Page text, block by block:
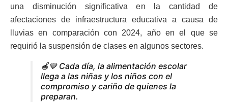
una disminución significativa en la cantidad de
afectaciones de infraestructura educativa a causa de
lluvias en comparación con 2024, año en el que se
requirió la suspensión de clases en algunos sectores.
🍎💙 Cada día, la alimentación escolar
llega a las niñas y los niños con el
compromiso y cariño de quienes la
preparan.